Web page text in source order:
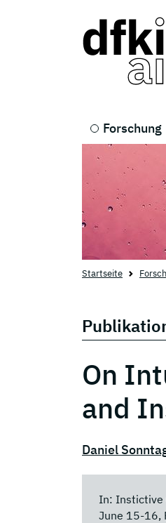
Forschung
Startseite
On
and
Daniel
In: Instictive
June 15-16,